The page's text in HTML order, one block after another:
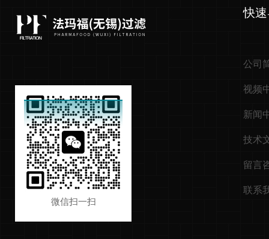
微信扫一扫
快
公司
视频
新闻
技术
留言
联系